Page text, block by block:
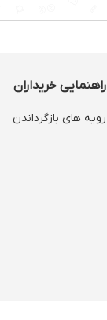
راهنمایی خریداران
رویه های بازگرداندن